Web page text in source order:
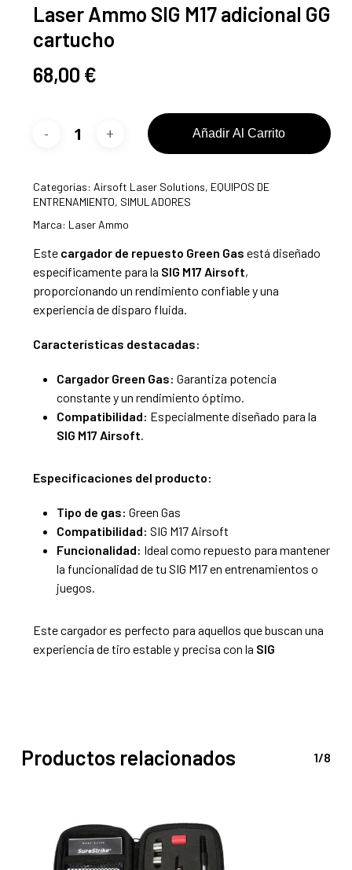
Laser Ammo SIG M17 adicional GG
cartucho
68,00 €
Añadir Al Carrito
Categorías: Airsoft Laser Solutions, EQUIPOS DE
ENTRENAMIENTO, SIMULADORES
Marca: Laser Ammo
Este cargador de repuesto Green Gas está diseñado
específicamente para la SIG M17 Airsoft,
proporcionando un rendimiento confiable y una
experiencia de disparo fluida.
Características destacadas:
Cargador Green Gas: Garantiza potencia
constante y un rendimiento óptimo.
Compatibilidad: Especialmente diseñado para la
SIG M17 Airsoft.
Especificaciones del producto:
Tipo de gas: Green Gas
Compatibilidad: SIG M17 Airsoft
Funcionalidad: Ideal como repuesto para mantener
la funcionalidad de tu SIG M17 en entrenamientos o
juegos.
Este cargador es perfecto para aquellos que buscan una
experiencia de tiro estable y precisa con la SIG
Productos relacionados 1/8